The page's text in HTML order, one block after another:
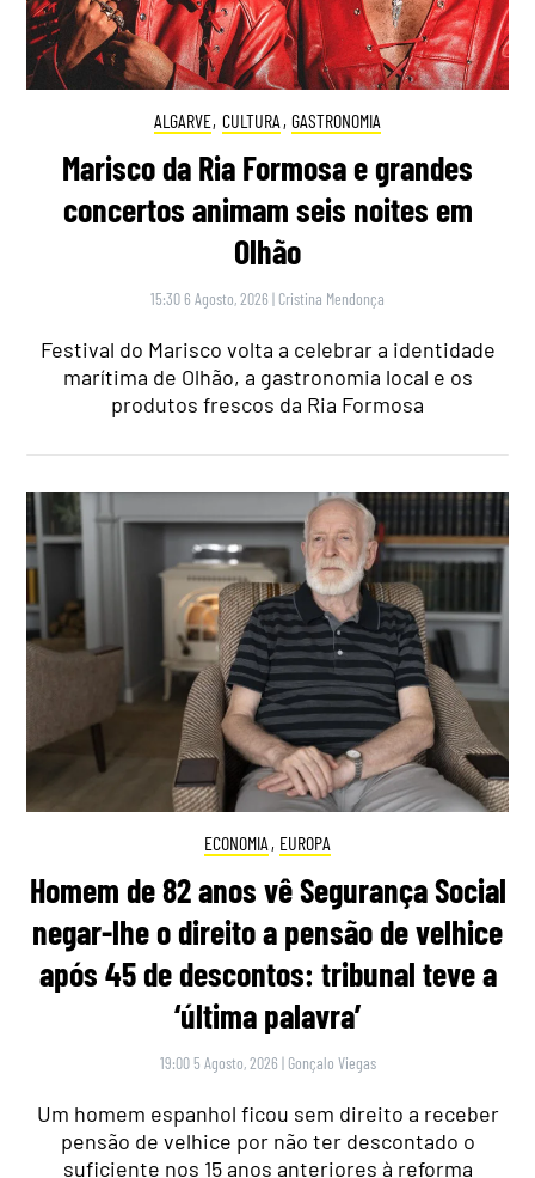
ALGARVE, CULTURA , GASTRONOMIA
Marisco da Ria Formosa e grandes
concertos animam seis noites em
Olhão
15:30 6 Agosto, 2026 | Cristina Mendonça
Festival do Marisco volta a celebrar a identidade
marítima de Olhão, a gastronomia local e os
produtos frescos da Ria Formosa
ECONOMIA , EUROPA
Homem de 82 anos vê Segurança Social
negar-lhe o direito a pensão de velhice
após 45 de descontos: tribunal teve a
‘última palavra’
19:00 5 Agosto, 2026 | Gonçalo Viegas
Um homem espanhol ficou sem direito a receber
pensão de velhice por não ter descontado o
suficiente nos 15 anos anteriores à reforma